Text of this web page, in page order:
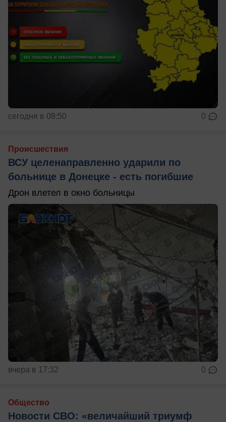
сегодня в 08:50 0
Происшествия
ВСУ целенаправленно ударили по
больнице в Донецке - есть погибшие
Дрон влетел в окно больницы
вчера в 17:32 0
Общество
Новости СВО: «величайший триумф